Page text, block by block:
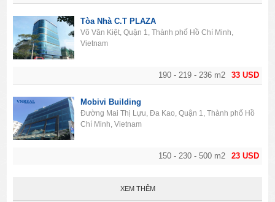
33 USD
190 - 219 - 236 m2
Tòa Nhà C.T PLAZA
Võ Văn Kiệt, Quận 1, Thành phố Hồ Chí Minh,
Vietnam
23 USD
150 - 230 - 500 m2
Mobivi Building
Đường Mai Thị Lựu, Đa Kao, Quận 1, Thành phố Hồ
Chí Minh, Vietnam
XEM THÊM